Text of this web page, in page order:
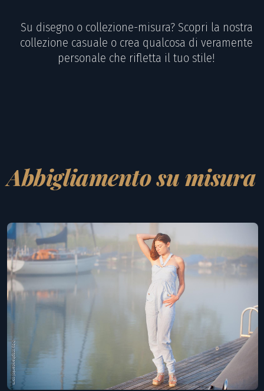
Su disegno o collezione-misura? Scopri la nostra
collezione casuale o crea qualcosa di veramente
personale che rifletta il tuo stile!
Abbigliamento su misura